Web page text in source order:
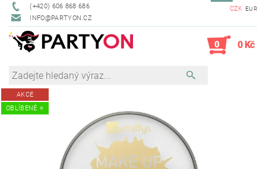
(+420) 606 868 686
INFO@PARTYON.CZ
CZK EUR
0 0 Kč
AKCE
OBLÍBENÉ ⭐️